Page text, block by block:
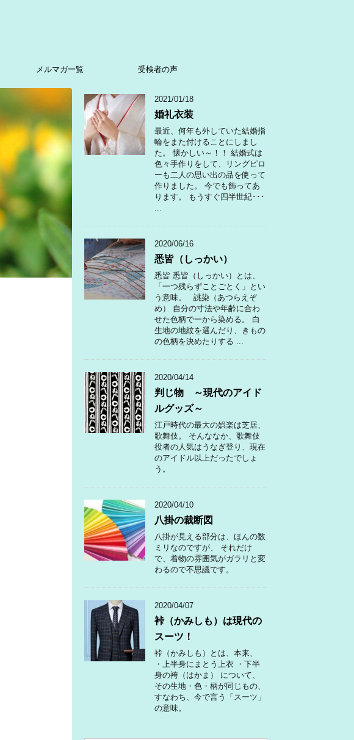
メルマガ一覧 受検者の声
2021/01/18
婚礼衣装
最近、何年も外していた結婚指
輪をまた付けることにしまし
た。 懐かしい～！！ 結婚式は
色々手作りをして、リングピロ
ーも二人の思い出の品を使って
作りました。 今でも飾ってあ
ります。 もうすぐ四半世紀･･･
...
2020/06/16
悉皆（しっかい）
悉皆 悉皆（しっかい）とは、
「一つ残らずことごとく」とい
う意味。 誂染（あつらえぞ
め） 自分の寸法や年齢に合わ
せた色柄で一から染める。 白
生地の地紋を選んだり、きもの
の色柄を決めたりする ...
2020/04/14
判じ物 ～現代のアイド
ルグッズ～
江戸時代の最大の娯楽は芝居、
歌舞伎。 そんななか、歌舞伎
役者の人気はうなぎ登り、現在
のアイドル以上だったでしょ
う。
2020/04/10
八掛の裁断図
八掛が見える部分は、ほんの数
ミリなのですが、 それだけ
で、着物の雰囲気がガラリと変
わるので不思議です。
2020/04/07
裃（かみしも）は現代の
スーツ！
裃（かみしも）とは、本来、
・上半身にまとう上衣 ・下半
身の袴（はかま） について、
その生地・色・柄が同じもの、
すなわち、今で言う「スーツ」
の意味。